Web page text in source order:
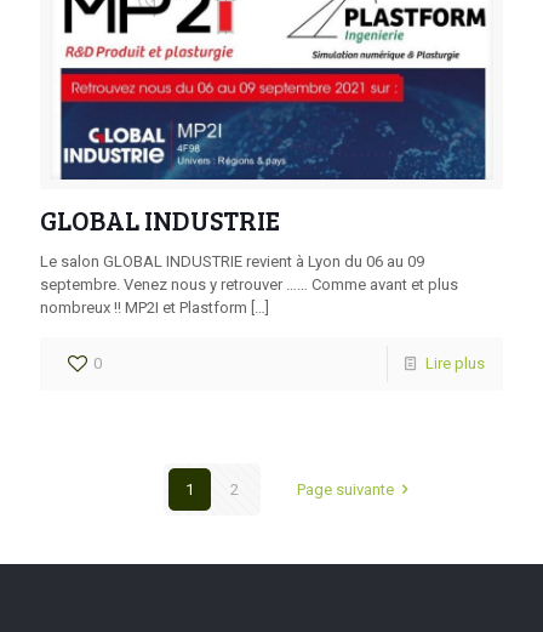
GLOBAL INDUSTRIE
Le salon GLOBAL INDUSTRIE revient à Lyon du 06 au 09
septembre. Venez nous y retrouver …… Comme avant et plus
nombreux !! MP2I et Plastform […]
0 Lire plus
1 2 Page suivante